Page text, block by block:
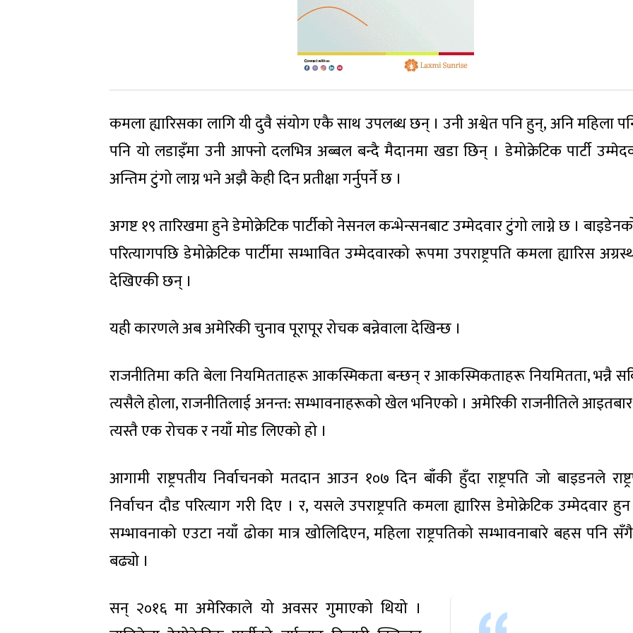
कमला ह्यारिसका लागि यी दुवै संयोग एकै साथ उपलब्ध छन् । उनी अश्वेत पनि हुन्, अनि महिला
पनि यो लडाइँमा उनी आफ्नो दलभित्र अब्बल बन्दै मैदानमा खडा छिन् । डेमोक्रेटिक पार्टी
अन्तिम टुंगो लाग्न भने अझै केही दिन प्रतीक्षा गर्नुपर्ने छ ।
अगष्ट १९ तारिखमा हुने डेमोक्रेटिक पार्टीको नेसनल कन्भेन्सनबाट उम्मेदवार टुंगो लाग्ने छ ।
परित्यागपछि डेमोक्रेटिक पार्टीमा सम्भावित उम्मेदवारको रूपमा उपराष्ट्रपति कमला ह्यारिस
देखिएकी छन् ।
यही कारणले अब अमेरिकी चुनाव पूरापूर रोचक बन्नेवाला देखिन्छ ।
राजनीतिमा कति बेला नियमितताहरू आकस्मिकता बन्छन् र आकस्मिकताहरू नियमितता, भन्नै
त्यसैले होला, राजनीतिलाई अनन्त: सम्भावनाहरूको खेल भनिएको । अमेरिकी राजनीतिले
त्यस्तै एक रोचक र नयाँ मोड लिएको हो ।
आगामी राष्ट्रपतीय निर्वाचनको मतदान आउन १०७ दिन बाँकी हुँदा राष्ट्रपति जो बाइडनले
निर्वाचन दौड परित्याग गरी दिए । र, यसले उपराष्ट्रपति कमला ह्यारिस डेमोक्रेटिक उम्मेदवार
सम्भावनाको एउटा नयाँ ढोका मात्र खोलिदिएन, महिला राष्ट्रपतिको सम्भावनाबारे बहस पनि
बढ्यो ।
सन् २०१६ मा अमेरिकाले यो अवसर गुमाएको थियो ।